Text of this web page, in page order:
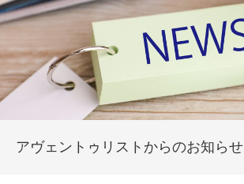
アヴェントゥリストからのお知らせ
お知らせ
企業情報